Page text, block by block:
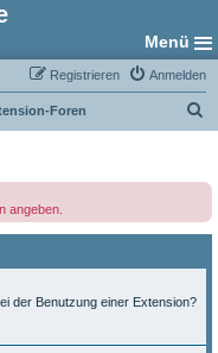
Menü
Anmelden
Registrieren
Foren
e
angeben.
der Benutzung einer Extension?